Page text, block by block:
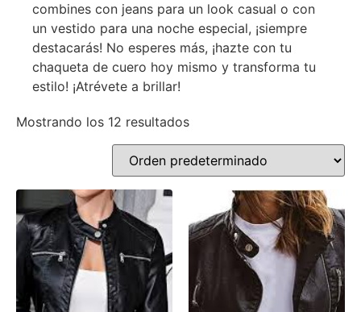
combines con jeans para un look casual o con
un vestido para una noche especial, ¡siempre
destacarás! No esperes más, ¡hazte con tu
chaqueta de cuero hoy mismo y transforma tu
estilo! ¡Atrévete a brillar!
Mostrando los 12 resultados